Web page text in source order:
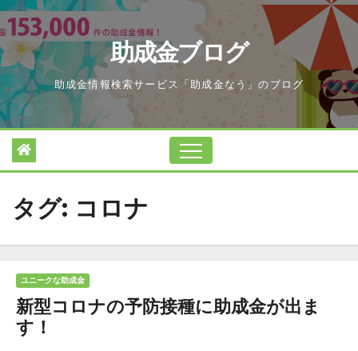
Skip
to
content
助成金ブログ
助成金情報検索サービス「助成金なう」のブログ
タグ: コロナ
ユニークな助成金
新型コロナの予防接種に助成金が出ま
す！